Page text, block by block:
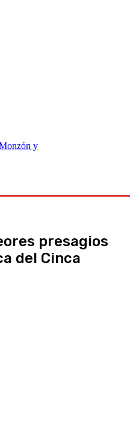
presagios
del Cinca